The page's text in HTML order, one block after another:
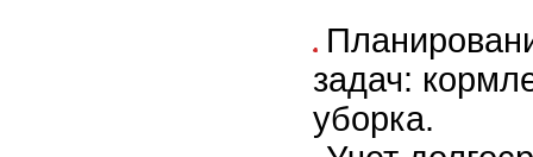
задач:
уборка.